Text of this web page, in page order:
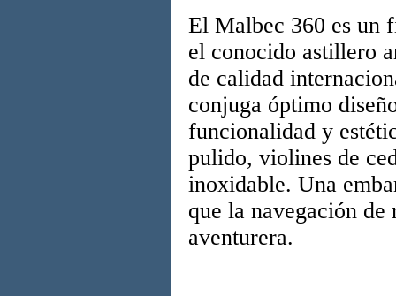
El Malbec 360 es un
el conocido astillero
de calidad
conjuga óptimo
funcionalidad y
pulido, violines de
inoxidable. Una
que la navegación
aventurera.